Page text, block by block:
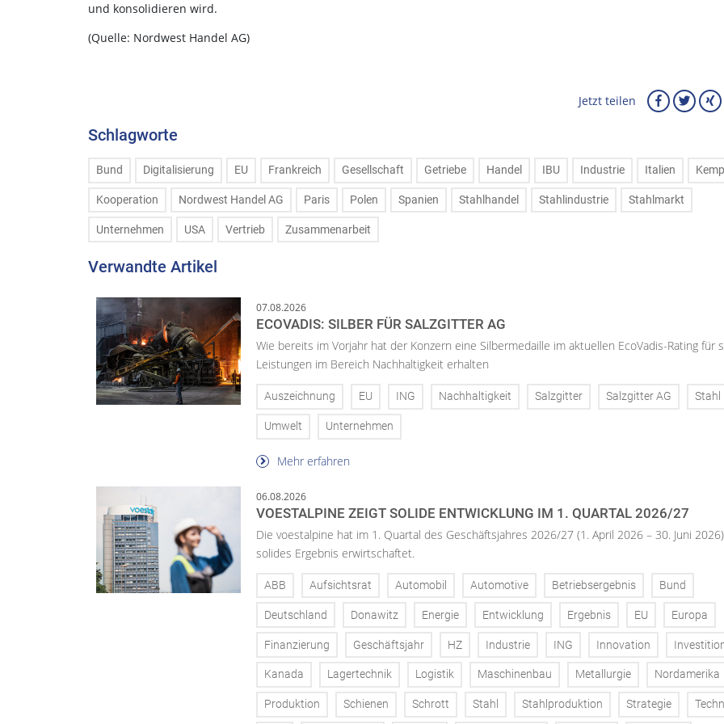
und konsolidieren wird.
(Quelle: Nordwest Handel AG)
Jetzt teilen
Schlagworte
Bund Digitalisierung EU Frankreich Gesellschaft Getriebe Handel IBU Industrie Italien
Kooperation Nordwest Handel AG Paris Polen Spanien Stahlhandel Stahlindustrie Stahlmarkt
Unternehmen USA Vertrieb Zusammenarbeit
Verwandte Artikel
07.08.2026
ECOVADIS: SILBER FÜR SALZGITTER AG
Wie bereits im Vorjahr hat der Konzern eine Silbermedaille im aktuellen EcoVadis-Rating für
Leistungen im Bereich Nachhaltigkeit erhalten
Auszeichnung EU ING Nachhaltigkeit Salzgitter Salzgitter AG Stahl
Umwelt Unternehmen
Mehr erfahren
06.08.2026
VOESTALPINE ZEIGT SOLIDE ENTWICKLUNG IM 1. QUARTAL 2026/27
Die voestalpine hat im 1. Quartal des Geschäftsjahres 2026/27 (1. April 2026 – 30. Juni
solides Ergebnis erwirtschaftet.
ABB Aufsichtsrat Automobil Automotive Betriebsergebnis Bund
Deutschland Donawitz Energie Entwicklung Ergebnis EU Europa
Finanzierung Geschäftsjahr HZ Industrie ING Innovation
Kanada Lagertechnik Logistik Maschinenbau Metallurgie Nordamerika
Produktion Schienen Schrott Stahl Stahlproduktion Strategie